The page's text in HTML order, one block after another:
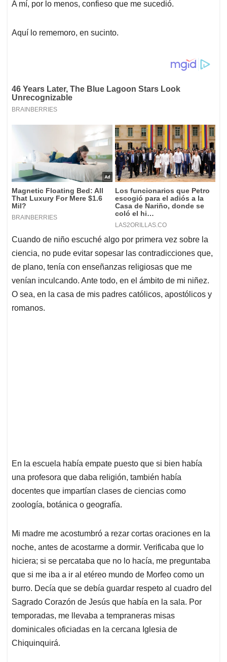
A mí, por lo menos, confieso que me sucedió.
Aquí lo rememoro, en sucinto.
Cuando de niño escuché algo por primera vez sobre la
ciencia, no pude evitar sopesar las contradicciones que,
de plano, tenía con enseñanzas religiosas que me
venían inculcando. Ante todo, en el ámbito de mi niñez.
O sea, en la casa de mis padres católicos, apostólicos y
romanos.
En la escuela había empate puesto que si bien había
una profesora que daba religión, también había
docentes que impartían clases de ciencias como
zoología, botánica o geografía.
Mi madre me acostumbró a rezar cortas oraciones en la
noche, antes de acostarme a dormir. Verificaba que lo
hiciera; si se percataba que no lo hacía, me preguntaba
que si me iba a ir al etéreo mundo de Morfeo como un
burro. Decía que se debía guardar respeto al cuadro del
Sagrado Corazón de Jesús que había en la sala. Por
temporadas, me llevaba a tempraneras misas
dominicales oficiadas en la cercana Iglesia de
Chiquinquirá.